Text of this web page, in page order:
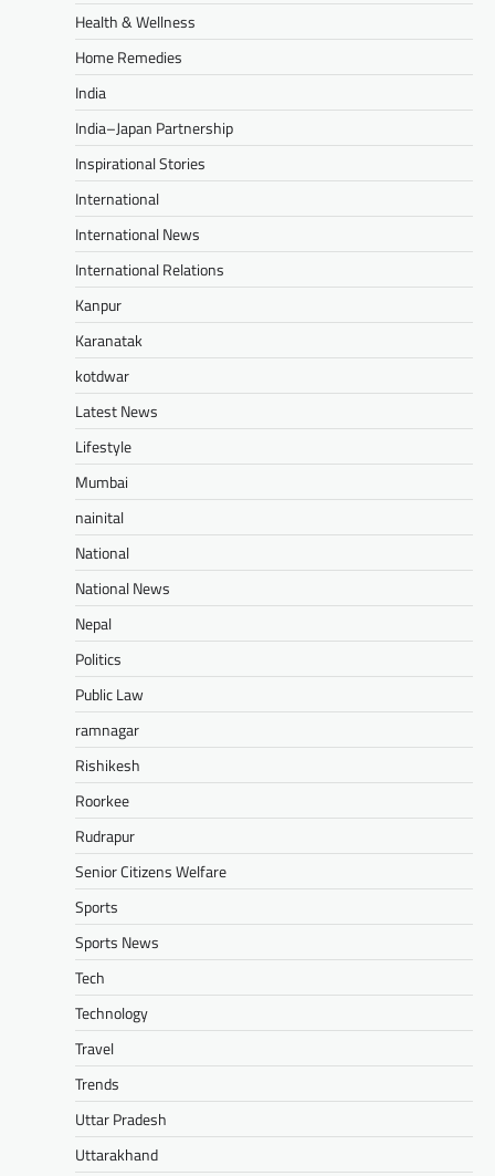
Health & Wellness
Home Remedies
India
India–Japan Partnership
Inspirational Stories
International
International News
International Relations
Kanpur
Karanatak
kotdwar
Latest News
Lifestyle
Mumbai
nainital
National
National News
Nepal
Politics
Public Law
ramnagar
Rishikesh
Roorkee
Rudrapur
Senior Citizens Welfare
Sports
Sports News
Tech
Technology
Travel
Trends
Uttar Pradesh
Uttarakhand